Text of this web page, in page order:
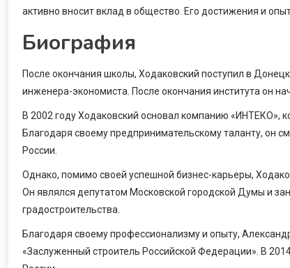
активно вносит вклад в общество. Его достижения и
Биография
После окончания школы, Ходаковский поступил в
инженера-экономиста. После окончания института он
В 2002 году Ходаковский основал компанию «ИНТЕКО»,
Благодаря своему предпринимательскому таланту, он
России.
Однако, помимо своей успешной бизнес-карьеры,
Он являлся депутатом Московской городской Думы и
градостроительства.
Благодаря своему профессионализму и опыту,
«Заслуженный строитель Российской Федерации». В